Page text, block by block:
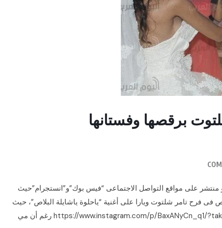
برقصها وفستانها
على مواقع التواصل الاجتماعى “فيس بوك”و”انستجرام”حيث
فرح تامر شلتوت ويارا على أغنية “ياحلوة ياشايلة البلاص”، حيث
اندمجت وتفاعلت معهم بشدة. https://www.instagram.com/p/BaxANyCn_q1/?taken-by=exclusivestars2 رغم أن مي